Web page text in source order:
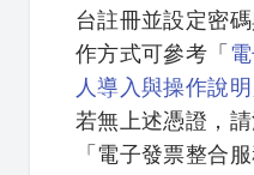
台註冊並設定密
作方式可參考「
人導入與操作說明
若無上述憑證，
「電子發票整合